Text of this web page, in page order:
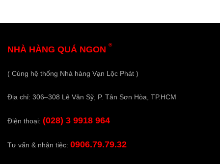
NHÀ HÀNG QUÁ NGON ®
( Cùng hệ thống Nhà hàng Vạn Lộc Phát )
Địa chỉ: 306–308 Lê Văn Sỹ, P. Tân Sơn Hòa, TP.HCM
Điện thoại: (028) 3 9918 964
Tư vấn & nhận tiệc: 0906.79.79.32